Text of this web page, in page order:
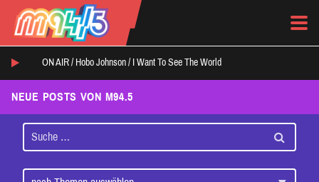
ON AIR / Hobo Johnson / I Want To See The World
NEUE POSTS VON M94.5